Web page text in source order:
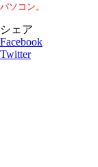
パソコン。
シェア
Facebook
Twitter